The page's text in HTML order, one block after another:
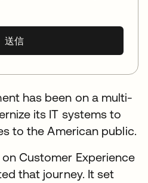
送信
has been on a multi-
its IT systems to
to the American public.
Customer Experience
that journey. It set